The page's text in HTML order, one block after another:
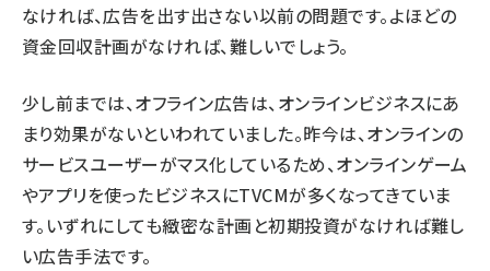
なければ、広告を出す出さない以前の問題です。よほどの
資金回収計画がなければ、難しいでしょう。
少し前までは、オフライン広告は、オンラインビジネスにあ
まり効果がないといわれていました。昨今は、オンラインの
サービスユーザーがマス化しているため、オンラインゲーム
やアプリを使ったビジネスにTVCMが多くなってきていま
す。いずれにしても緻密な計画と初期投資がなければ難し
い広告手法です。